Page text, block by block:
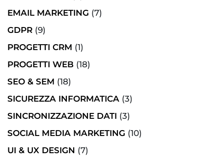
EMAIL MARKETING (7)
GDPR (9)
PROGETTI CRM (1)
PROGETTI WEB (18)
SEO & SEM (18)
SICUREZZA INFORMATICA (3)
SINCRONIZZAZIONE DATI (3)
SOCIAL MEDIA MARKETING (10)
UI & UX DESIGN (7)